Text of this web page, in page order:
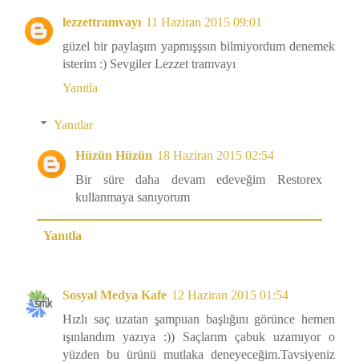
lezzettramvayı 11 Haziran 2015 09:01
güzel bir paylaşım yapmışşsın bilmiyordum denemek
isterim :) Sevgiler Lezzet tramvayı
Yanıtla
Yanıtlar
Hüzün Hüzün 18 Haziran 2015 02:54
Bir süre daha devam edeveğim Restorex
kullanmaya sanıyorum
Yanıtla
Sosyal Medya Kafe 12 Haziran 2015 01:54
Hızlı saç uzatan şampuan başlığını görünce hemen
ışınlandım yazıya :)) Saçlarım çabuk uzamıyor o
yüzden bu ürünü mutlaka deneyeceğim.Tavsiyeniz